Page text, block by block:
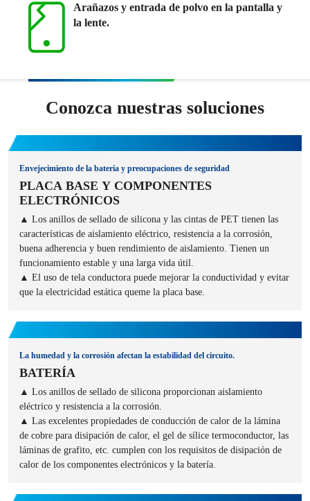
Arañazos y entrada de polvo en la pantalla y
la lente.
Comprar todoConozca nuestras soluciones
Envejecimiento de la batería y preocupaciones de seguridad
PLACA BASE Y COMPONENTES
ELECTRÓNICOS
▲ Los anillos de sellado de silicona y las cintas de PET tienen las
características de aislamiento eléctrico, resistencia a la corrosión,
buena adherencia y buen rendimiento de aislamiento. Tienen un
funcionamiento estable y una larga vida útil.
▲ El uso de tela conductora puede mejorar la conductividad y evitar
que la electricidad estática queme la placa base.
La humedad y la corrosión afectan la estabilidad del circuito.
BATERÍA
▲ Los anillos de sellado de silicona proporcionan aislamiento
eléctrico y resistencia a la corrosión.
▲ Las excelentes propiedades de conducción de calor de la lámina
de cobre para disipación de calor, el gel de sílice termoconductor, las
láminas de grafito, etc. cumplen con los requisitos de disipación de
calor de los componentes electrónicos y la batería.